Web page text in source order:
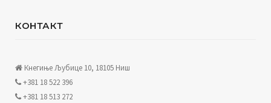
КОНТАКТ
Кнегиње Љубице 10, 18105 Ниш
+381 18 522 396
+381 18 513 272